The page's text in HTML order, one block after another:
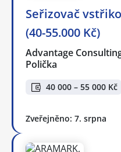
Seřizovač
(40-55.000 Kč)
Advantage
Polička
40 000 – 55 000 Kč
Zveřejněno: 7. srpna